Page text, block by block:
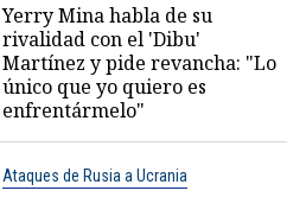
Yerry Mina habla de su
rivalidad con el 'Dibu'
Martínez y pide revancha: "Lo
único que yo quiero es
enfrentármelo"
Ataques de Rusia a Ucrania